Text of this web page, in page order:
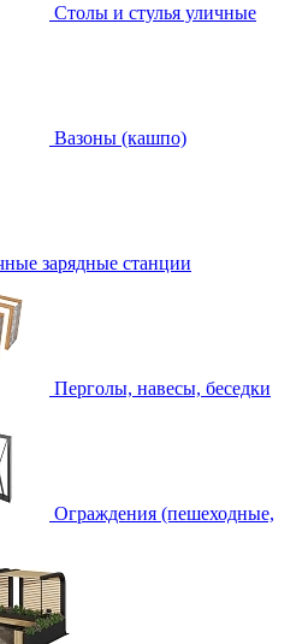
Столы и стулья уличные
Вазоны (кашпо)
зарядные станции
Перголы, навесы, беседки
Ограждения (пешеходные,